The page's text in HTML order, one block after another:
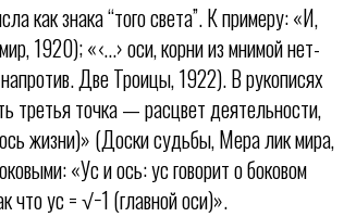
как знака “того света”. К примеру: «И,
1920); «‹...› оси, корни из мнимой нет-
Две Троицы, 1922). В рукописях
третья точка — расцвет деятельности,
жизни)» (Доски судьбы, Мера лик мира,
«Ус и ось: ус говорит о боковом
что ус = √−1 (главной оси)».